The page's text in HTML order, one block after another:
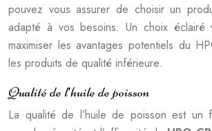
pouvez vous assurer de choisir un
adapté à vos besoins. Un choix éclairé
maximiser les avantages potentiels du
les produits de qualité inférieure.
Qualité de l’huile de poisson
La qualité de l’huile de poisson est un